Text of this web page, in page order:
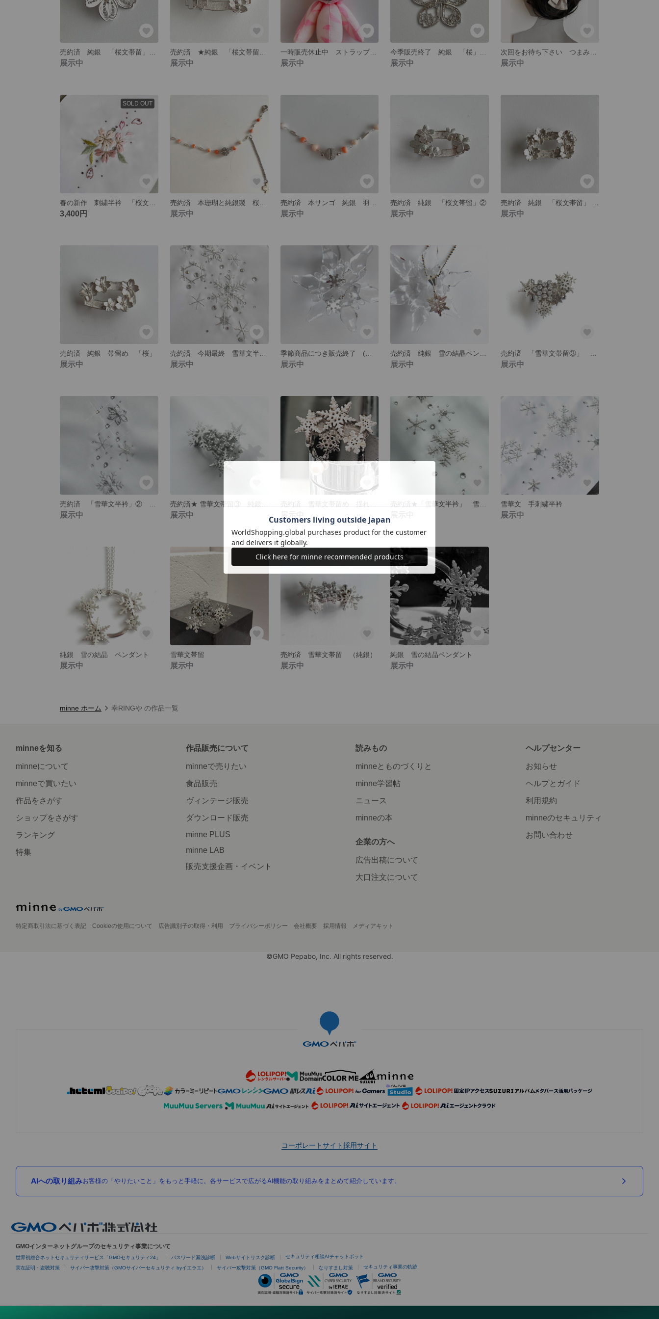
展示中 展示中
一時販売休止中 ストラップ 桜色のクマ 春色くまさん
展示中 展示中 展示中
SOLD OUT
3,400円
売約済 本珊瑚と純銀製 桜 羽織紐
展示中 展示中
売約済 純銀 「桜文帯留」②
展示中 展示中
売約済 純銀 帯留め 「桜」
展示中
売約済 今期最終 雪華文半襟③ 手刺繍
展示中 展示中 展示中 展示中
展示中 展示中
雪華文 手刺繍半衿
展示中
純銀 雪の結晶 ペンダント
展示中
雪華文帯留
展示中
売約済 雪華文帯留 （純銀）
展示中
純銀 雪の結晶ペンダント
展示中
minne ホーム 幸RINGや の作品一覧
minneを知る
minneについて
minneで買いたい
作品をさがす
ショップをさがす
ランキング
特集
作品販売について
minneで売りたい
食品販売
ヴィンテージ販売
ダウンロード販売
minne PLUS
minne LAB
販売支援企画・イベント
読みもの
minneとものづくりと
minne学習帖
ニュース
minneの本
企業の方へ
広告出稿について
大口注文について
ヘルプセンター
お知らせ
ヘルプとガイド
利用規約
minneのセキュリティ
お問い合わせ
特定商取引法に基づく表記 Cookieの使用について 広告識別子の取得・利用 プライバシーポリシー 会社概要 採用情報 メディアキット
©GMO Pepabo, Inc. All rights reserved.
コーポレートサイト採用サイト
AIへの取り組みお客様の「やりたいこと」をもっと手軽に。各サービスで広がるAI機能の取り組みをまとめて紹介しています。
GMOインターネットグループのセキュリティ事業について
世界初総合ネットセキュリティサービス「GMOセキュリティ24」 パスワード漏洩診断 Webサイトリスク診断 セキュリティ相談AIチャットボット
実在証明・盗聴対策 サイバー攻撃対策（GMOサイバーセキュリティ byイエラエ） サイバー攻撃対策（GMO Flatt Security） なりすまし対策 セキュリティ事業の軌跡